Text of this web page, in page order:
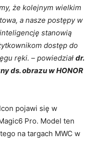
że kolejnym wielkim
a nasze postępy w
stanowią
dostęp do
ręki. – powiedział dr.
ds. obrazu w HONOR
pojawi się w
Pro. Model ten
na targach MWC w